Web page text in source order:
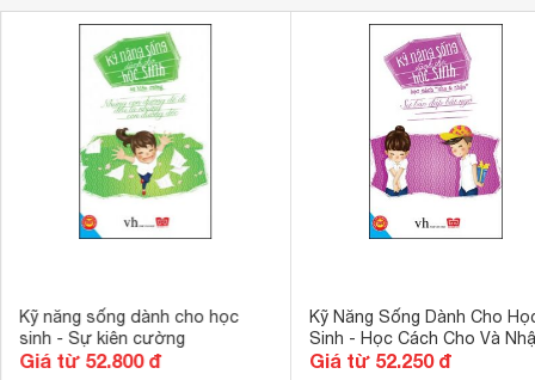
Kỹ năng sống dành cho học
sinh - Sự kiên cường
Giá từ 52.800 đ
Kỹ Năng Sống Dành Cho
Sinh - Học Cách Cho Và
Giá từ 52.250 đ